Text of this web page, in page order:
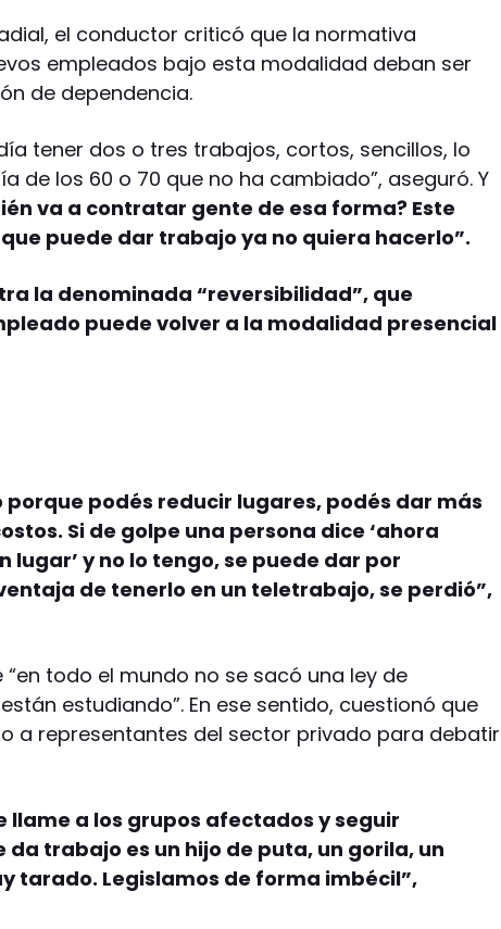
el conductor criticó que la normativa
empleados bajo esta modalidad deban ser
de dependencia.
tener dos o tres trabajos, cortos, sencillos, lo
de los 60 o 70 que no ha cambiado”, aseguró. Y
va a contratar gente de esa forma? Este
puede dar trabajo ya no quiera hacerlo”.
la denominada “reversibilidad”, que
puede volver a la modalidad presencial
porque podés reducir lugares, podés dar más
Si de golpe una persona dice ‘ahora
lugar’ y no lo tengo, se puede dar por
de tenerlo en un teletrabajo, se perdió”,
todo el mundo no se sacó una ley de
estudiando”. En ese sentido, cuestionó que
a representantes del sector privado para debatir
llame a los grupos afectados y seguir
da trabajo es un hijo de puta, un gorila, un
tarado. Legislamos de forma imbécil”,